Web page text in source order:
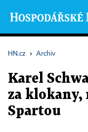
HN.cz › Archiv
Karel
za klokany,
Spartou